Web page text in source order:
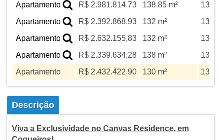
Apartamento
R$ 2.981.814,73 138,85 m²
Apartamento
R$ 2.392.868,93 132 m²
132
Apartamento
R$ 2.632.155,83 132 m²
132
Apartamento
R$ 2.339.634,28 138 m²
138
Apartamento
R$ 2.432.422,90 130 m² 130
Descrição
Viva a Exclusividade no Canvas Residence, em